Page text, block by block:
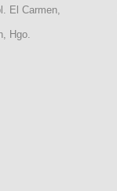
El Carmen,
Hgo.